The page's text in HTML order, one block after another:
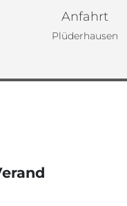
Anfahrt
Plüderhausen